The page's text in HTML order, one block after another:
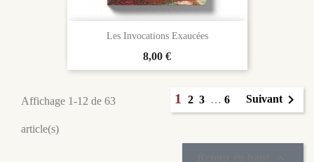
Les Invocations Exaucées
Prix
8,00 €
Affichage 1-12 de 63
article(s)
1 2 3 … 6 Suivant